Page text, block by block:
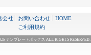
会社 お問い合わせ
HOME
ご利用規約
テンプレートボックス ALL RIGHTS RESERVED.